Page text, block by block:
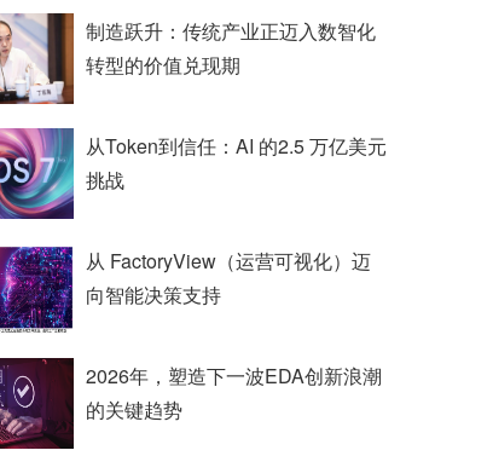
制造跃升：传统产业正迈入数智化
转型的价值兑现期
从Token到信任：AI 的2.5 万亿美元
挑战
从 FactoryView（运营可视化）迈
向智能决策支持
2026年，塑造下一波EDA创新浪潮
的关键趋势